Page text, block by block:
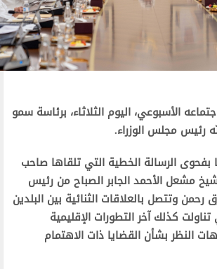
الأسبوعي، اليوم الثلاثاء، برئاسة سمو
رئيس مجلس الوزراء.
الرسالة الخطية التي تلقاها صاحب
مشعل الأحمد الجابر الصباح من رئيس
رحمن وتتصل بالعلاقات الثنائية بين البلدين
تناولت كذلك آخر التطورات الإقليمية
النظر بشأن القضايا ذات الاهتمام